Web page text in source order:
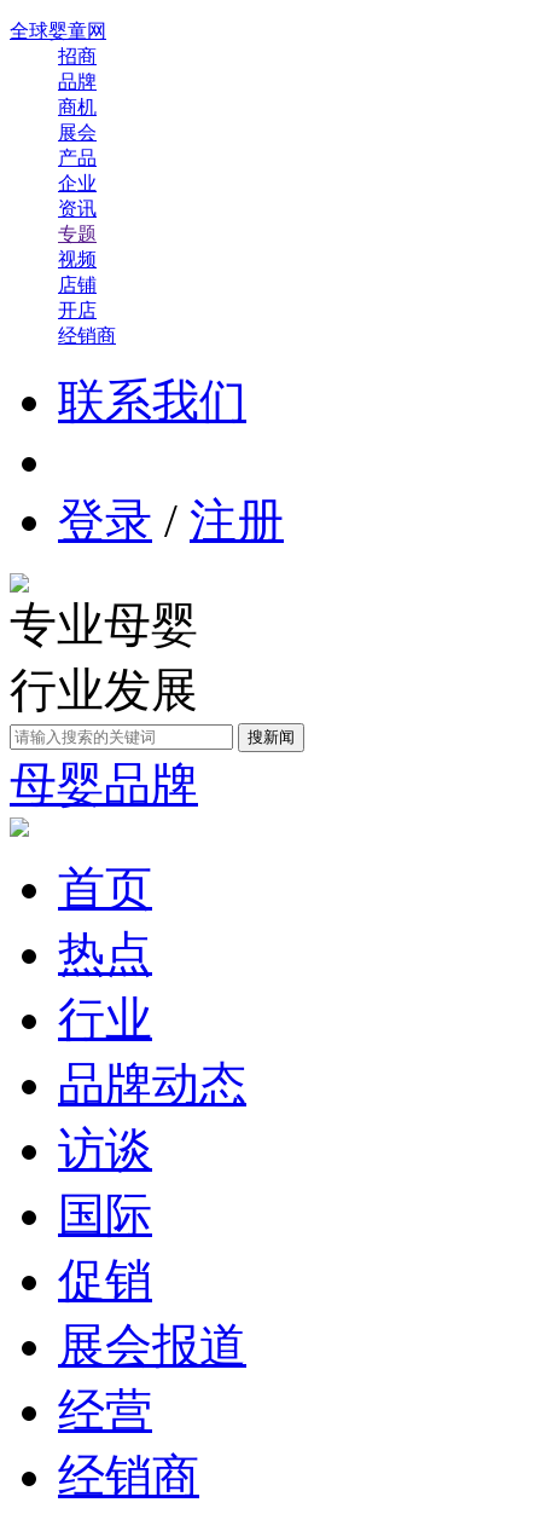
全球婴童网
招商
品牌
商机
展会
产品
企业
资讯
专题
视频
店铺
开店
经销商
联系我们
登录 / 注册
专业母婴
行业发展
母婴品牌
首页
热点
行业
品牌动态
访谈
国际
促销
展会报道
经营
经销商